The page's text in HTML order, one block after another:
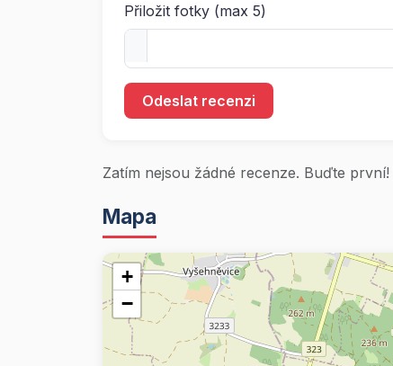
Přiložit fotky (max 5)
Odeslat recenzi
Zatím nejsou žádné recenze. Buďte první!
Mapa
+
−